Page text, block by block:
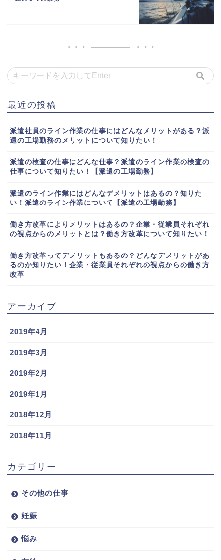
最近の投稿
派遣社員のライン作業の仕事にはどんなメリットがある？派
遣の工場勤務のメリットについて知りたい！
派遣の検査の仕事はどんな仕事？派遣のライン作業の検査の
仕事について知りたい！【派遣の工場勤務】
派遣のライン作業にはどんなデメリットはあるの？知りた
い！派遣のライン作業について【派遣の工場勤務】
働き方改革によりメリットはあるの？企業・従業員それぞれ
の視点からのメリットとは？働き方改革について知りたい！
働き方改革ってデメリットもあるの？どんなデメリットがあ
るのか知りたい！企業・従業員それぞれの視点からの働き方
改革
アーカイブ
2019年4月
2019年3月
2019年2月
2019年1月
2018年12月
2018年11月
カテゴリー
その他の仕事
妊娠
悩み